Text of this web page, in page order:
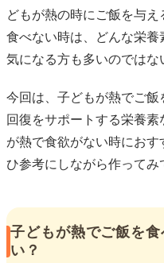
どもが熱の時にご飯を与
食べない時は、どんな栄
気になる方も多いのではな
今回は、子どもが熱でご飯
回復をサポートする栄養
が熱で食欲がない時にお
ひ参考にしながら作ってみ
子どもが熱でご飯を
い？